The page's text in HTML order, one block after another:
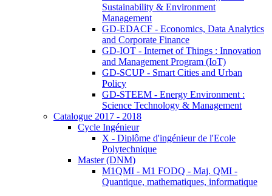
Sustainability & Environment
Management
GD-EDACF - Economics, Data Analytics
and Corporate Finance
GD-IOT - Internet of Things : Innovation
and Management Program (IoT)
GD-SCUP - Smart Cities and Urban
Policy
GD-STEEM - Energy Environment :
Science Technology & Management
Catalogue 2017 - 2018
Cycle Ingénieur
X - Diplôme d'ingénieur de l'Ecole
Polytechnique
Master (DNM)
M1QMI - M1 FODQ - Maj. QMI -
Quantique, mathematiques, informatique